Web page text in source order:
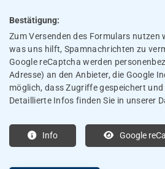
Bestätigung:
Zum Versenden des Formulars nutzen
was uns hilft, Spamnachrichten zu
Google reCaptcha werden
Adresse) an den Anbieter, die Google
möglich, dass Zugriffe gespeichert
Detaillierte Infos finden Sie in unserer
Info Google